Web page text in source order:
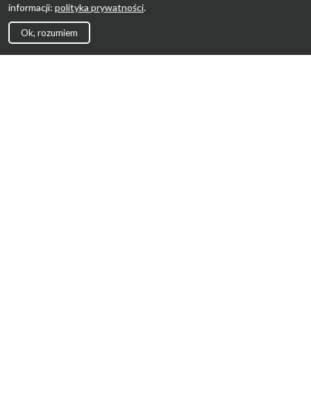
informacji: polityka prywatności.
Ok, rozumiem